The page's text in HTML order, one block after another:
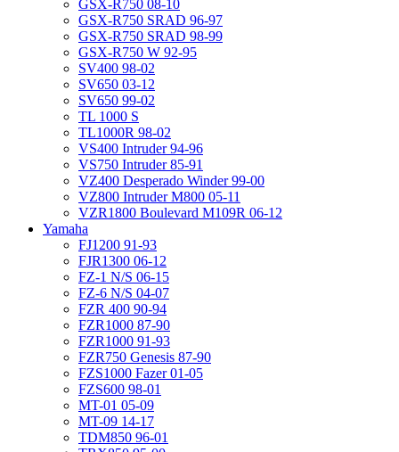
GSX-R750 08-10
GSX-R750 SRAD 96-97
GSX-R750 SRAD 98-99
GSX-R750 W 92-95
SV400 98-02
SV650 03-12
SV650 99-02
TL 1000 S
TL1000R 98-02
VS400 Intruder 94-96
VS750 Intruder 85-91
VZ400 Desperado Winder 99-00
VZ800 Intruder M800 05-11
VZR1800 Boulevard M109R 06-12
Yamaha
FJ1200 91-93
FJR1300 06-12
FZ-1 N/S 06-15
FZ-6 N/S 04-07
FZR 400 90-94
FZR1000 87-90
FZR1000 91-93
FZR750 Genesis 87-90
FZS1000 Fazer 01-05
FZS600 98-01
MT-01 05-09
MT-09 14-17
TDM850 96-01